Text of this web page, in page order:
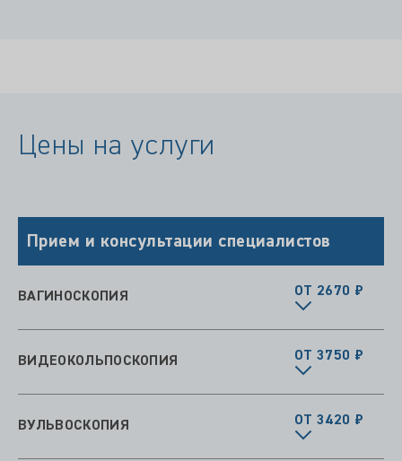
Цены на услуги
Прием и консультации специалистов
ВАГИНОСКОПИЯ ОТ 2670 ₽
ВИДЕОКОЛЬПОСКОПИЯ ОТ 3750 ₽
ВУЛЬВОСКОПИЯ ОТ 3420 ₽